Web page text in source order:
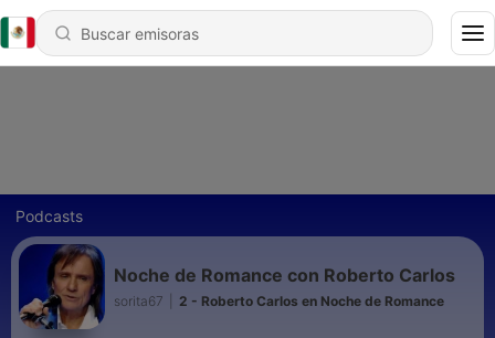
Podcasts
Noche de Romance con Roberto Carlos
sorita67 2 - Roberto Carlos en Noche de Romance